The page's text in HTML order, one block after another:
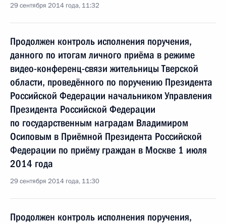
29 сентября 2014 года, 11:32
Продолжен контроль исполнения поручения,
данного по итогам личного приёма в режиме
видео-конференц-связи жительницы Тверской
области, проведённого по поручению Президента
Российской Федерации начальником Управления
Президента Российской Федерации
по государственным наградам Владимиром
Осиповым в Приёмной Президента Российской
Федерации по приёму граждан в Москве 1 июля
2014 года
29 сентября 2014 года, 11:30
Продолжен контроль исполнения поручения,